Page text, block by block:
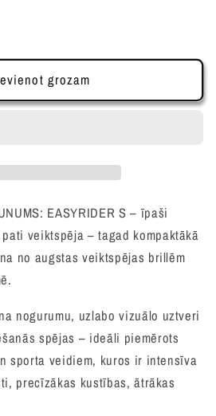
grozam
EASYRIDER S – īpaši
veiktspēja – tagad kompaktākā
no augstas veiktspējas brillēm
nogurumu, uzlabo vizuālo uztveri
spējas – ideāli piemērots
sporta veidiem, kuros ir intensīva
precīzākas kustības, ātrākas